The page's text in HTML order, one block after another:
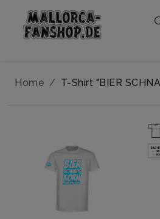
Home T-Shirt "BIER